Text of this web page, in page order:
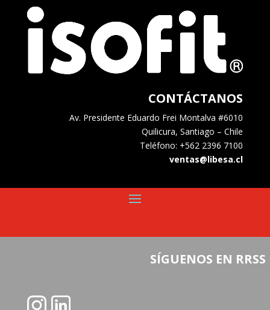
CONTÁCTANOS
Av. Presidente Eduardo Frei Montalva #6010
Quilicura, Santiago – Chile
Teléfono: +562 2396 7100
ventas@libesa.cl
SÍGUENOS EN RRSS